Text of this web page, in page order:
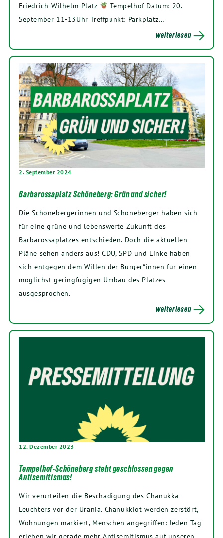
Friedrich-Wilhelm-Platz
Tempelhof Datum: 20.
September 11-13Uhr Treffpunkt: Parkplatz…
weiterlesen
2. September 2024
Barbarossaplatz Schöneberg: Grün und sicher!
Die Schönebergerinnen und Schöneberger haben sich
für eine grüne und lebenswerte Zukunft des
Barbarossaplatzes entschieden. Doch die aktuellen
Pläne sehen anders aus! CDU, SPD und Linke haben
sich entgegen dem Willen der Bürger*innen für einen
möglichst geringfügigen Umbau des Platzes
ausgesprochen.
weiterlesen
12. Dezember 2023
Tempelhof-Schöneberg steht geschlossen gegen
Antisemitismus!
Wir verurteilen die Beschädigung des Chanukka-
Leuchters vor der Urania. Chanukkiot werden zerstört,
Wohnungen markiert, Menschen angegriffen: Jeden Tag
erleben wir gerade mehr Antisemitismus auf unseren